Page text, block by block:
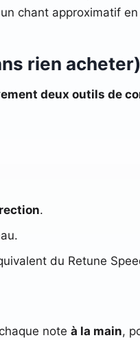
chant approximatif
rien acheter)
deux outils de
.
du Retune
note à la main,